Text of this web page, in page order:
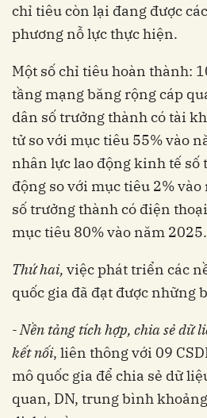
chỉ tiêu còn lại đang được
phương nỗ lực thực hiện.
Một số chỉ tiêu hoàn thành:
tầng mạng băng rộng cáp
dân số trưởng thành có tài
tử so với mục tiêu 55% vào
nhân lực lao động kinh tế số
động so với mục tiêu 2%
số trưởng thành có điện
mục tiêu 80% vào năm 2025.
Thứ hai, việc phát triển các
quốc gia đã đạt được những
- Nền tảng tích hợp, chia sẻ dữ
kết nối, liên thông với 09
mô quốc gia để chia sẻ dữ
quan, DN, trung bình